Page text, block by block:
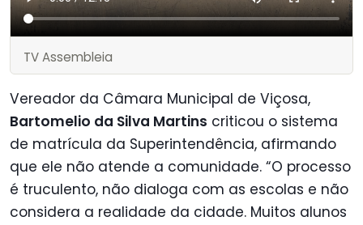
TV Assembleia
Vereador da Câmara Municipal de Viçosa,
Bartomelio da Silva Martins criticou o sistema
de matrícula da Superintendência, afirmando
que ele não atende a comunidade. “O processo
é truculento, não dialoga com as escolas e não
considera a realidade da cidade. Muitos alunos